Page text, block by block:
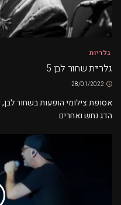
גלריות
גלריית שחור לבן 5
הדג נחש ואחרים